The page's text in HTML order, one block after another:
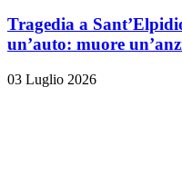
Tragedia a
un’auto: muore
03 Luglio 2026